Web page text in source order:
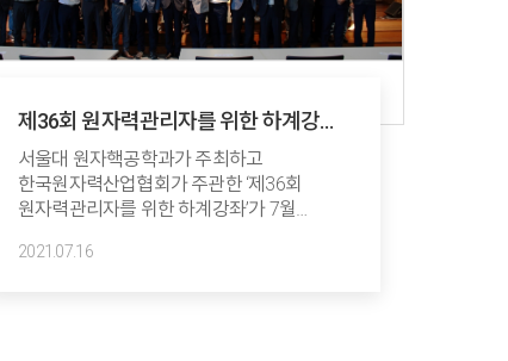
취득 필기시험과목인 ⓵ 원자력이론, ⓶
방사선장해방어, ⓷ 방사선취급기술, ⓸
원자력관계법령에 대해 총 75시간의
실시하였다.이후 실시간 온라인교육을 통해
7월 17일~18일에 원자력이론 등 4개 과목의
기출유형별 문제풀이의 ...
제36회 원자력관리자를 위한 하계강좌
시행
​서울대 원자핵공학과가 주최하고
한국원자력산업협회가 주관한 ‘제36회
원자력관리자를 위한 하계강좌’가 7월
글로벌공학교육센터(GECE, 38동) 5층
2021.07.16